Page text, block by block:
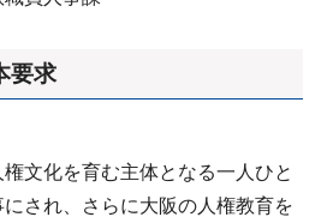
要求
文化を育む主体となる一人ひと
され、さらに大阪の人権教育を